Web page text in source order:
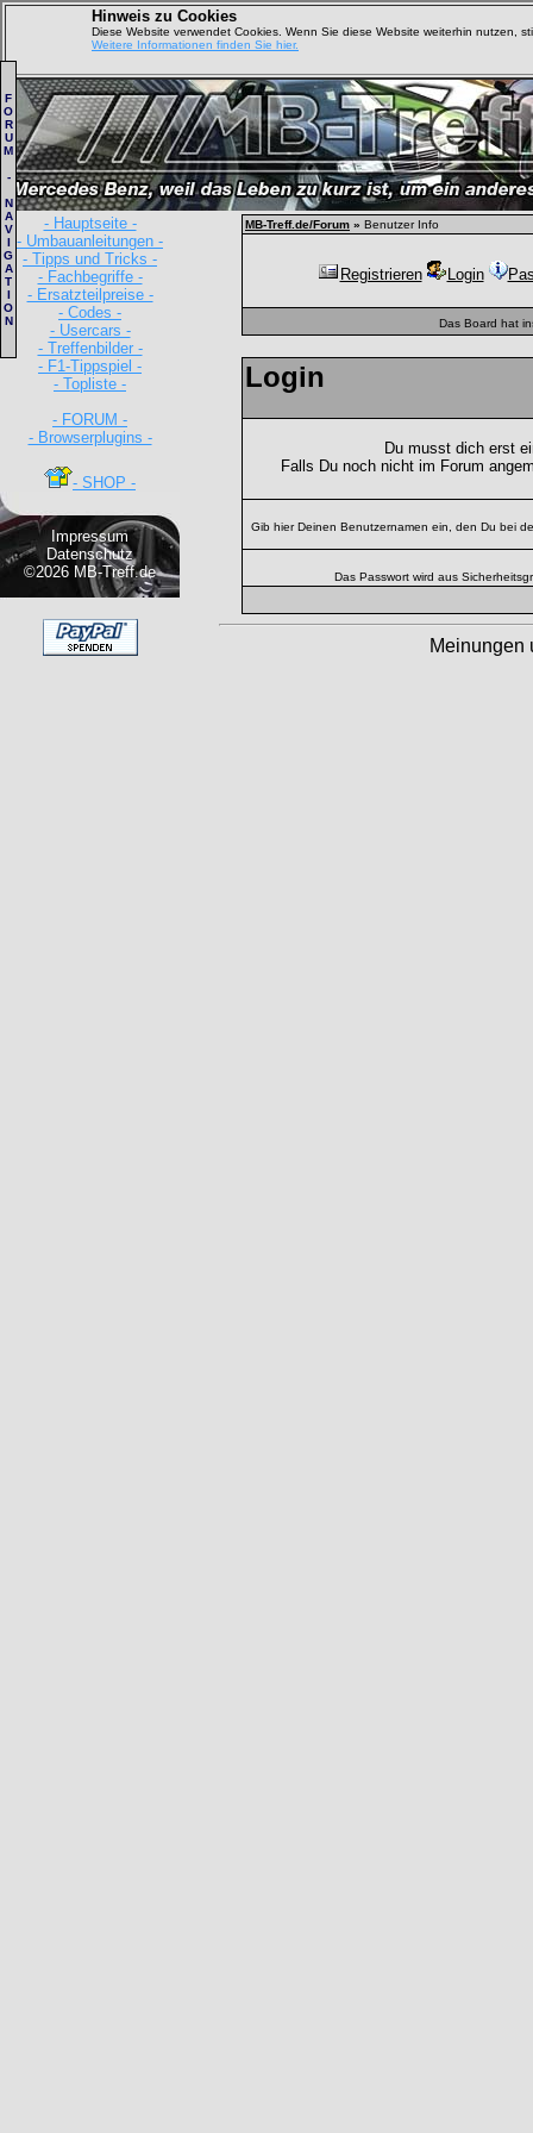
Hinweis zu Cookies
Diese Website verwendet Cookies. Wenn Sie diese Website weiterhin nutzen,
Weitere Informationen finden Sie hier.
- Hauptseite -
- Umbauanleitungen -
- Tipps und Tricks -
- Fachbegriffe -
- Ersatzteilpreise -
- Codes -
- Usercars -
- Treffenbilder -
- F1-Tippspiel -
- Topliste -
- FORUM -
- Browserplugins -
- SHOP -
Impressum
Datenschutz
©2026 MB-Treff.de
F
O
R
U
M
-
N
A
V
I
G
A
T
I
O
N
MB-Treff.de/Forum » Benutzer Info
Registrieren Login
Das Board hat
Login
Du musst dich erst
Falls Du noch nicht im Forum
Gib hier Deinen Benutzernamen ein, den Du bei
Das Passwort wird aus
Meinungen